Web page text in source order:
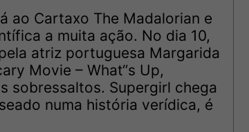
ao Cartaxo The Madalorian e
a muita ação. No dia 10,
atriz portuguesa Margarida
Movie – What“s Up,
sobressaltos. Supergirl chega
numa história verídica, é